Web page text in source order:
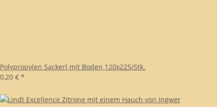
Polypropylen Sackerl mit Boden 120x225/Stk.
0,20 € *